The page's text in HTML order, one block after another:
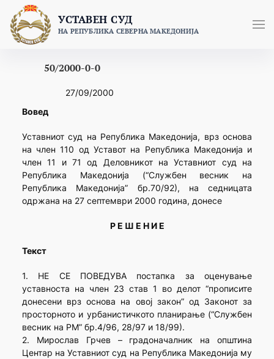
content
УСТАВЕН СУД
НА РЕПУБЛИКА СЕВЕРНА МАКЕДОНИЈА
50/2000-0-0
27/09/2000
Вовед
Уставниот суд на Република Македонија, врз основа
на член 110 од Уставот на Република Македонија и
член 11 и 71 од Деловникот на Уставниот суд на
Република Македонија (“Службен весник на
Република Македонија” бр.70/92), на седницата
одржана на 27 септември 2000 година, донесе
Р Е Ш Е Н И Е
Текст
1. НЕ СЕ ПОВЕДУВА постапка за оценување
уставноста на член 23 став 1 во делот “прописите
донесени врз основа на овој закон” од Законот за
просторното и урбанистичкото планирање (“Службен
весник на РМ” бр.4/96, 28/97 и 18/99).
2. Мирослав Грчев – градоначалник на општина
Центар на Уставниот суд на Република Македонија му